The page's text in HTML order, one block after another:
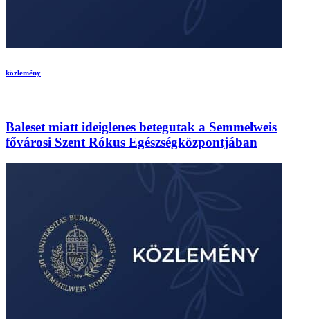
közlemény
Baleset miatt ideiglenes betegutak a Semmelweis
fővárosi Szent Rókus Egészségközpontjában